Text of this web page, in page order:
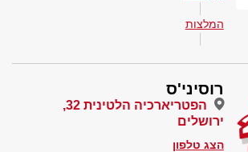
המלצות
רוסיני'ס
הפטריארכיה הלטינית 32,
ירושלים
הצג טלפון